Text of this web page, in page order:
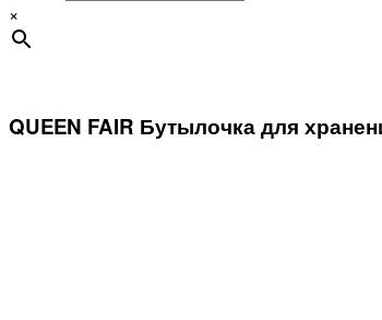
×
QUEEN FAIR Бутылочка для